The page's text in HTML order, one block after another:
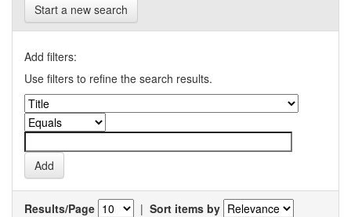
Start a new search
Add filters:
Use filters to refine the search results.
Results/Page | Sort items by